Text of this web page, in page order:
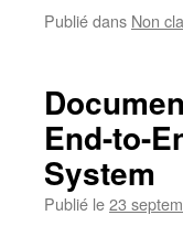
Publié dans Non
End-to-
System
Publié le23